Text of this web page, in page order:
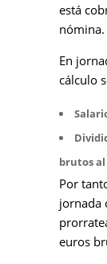
está
nómina.
En
cálculo
brutos al
Por
jornada
euros